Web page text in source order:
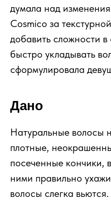
думала над
Cosmico за
добавить сложности
быстро укладывать
сформулировала
Дано
Натуральные волосы
плотные,
посеченные кончики,
ними правильно
волосы слегка вьются.